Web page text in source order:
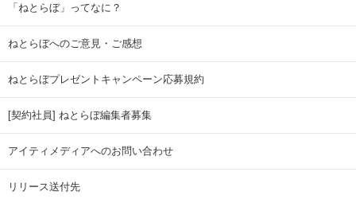
「ねとらぼ」ってなに？
ねとらぼへのご意見・ご感想
ねとらぼプレゼントキャンペーン応募規約
[契約社員] ねとらぼ編集者募集
アイティメディアへのお問い合わせ
リリース送付先